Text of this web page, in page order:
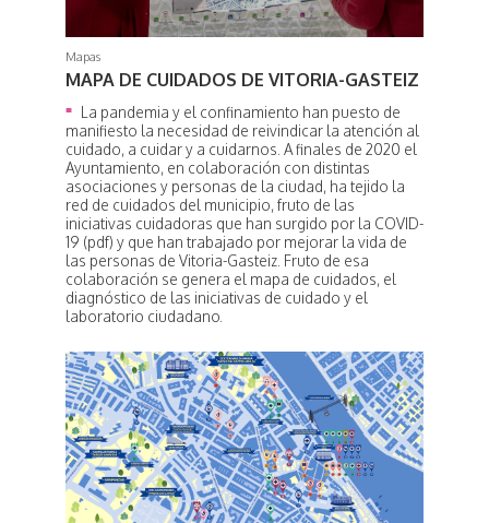
Mapas
MAPA DE CUIDADOS DE VITORIA-GASTEIZ
La pandemia y el confinamiento han puesto de
manifiesto la necesidad de reivindicar la atención al
cuidado, a cuidar y a cuidarnos. A finales de 2020 el
Ayuntamiento, en colaboración con distintas
asociaciones y personas de la ciudad, ha tejido la
red de cuidados del municipio, fruto de las
iniciativas cuidadoras que han surgido por la COVID-
19 (pdf) y que han trabajado por mejorar la vida de
las personas de Vitoria-Gasteiz. Fruto de esa
colaboración se genera el mapa de cuidados, el
diagnóstico de las iniciativas de cuidado y el
laboratorio ciudadano.